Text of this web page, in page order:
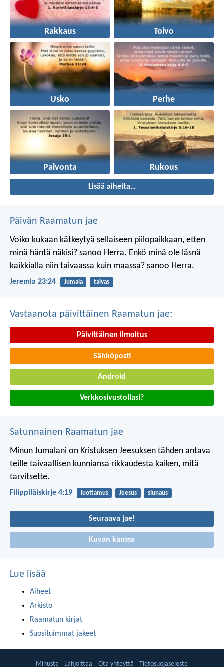
Rakkaus Toivo
Usko Perhe
Palvonta Rukous
Lisää aiheita…
Päivän Raamatun jae
Voiko kukaan kätkeytyä sellaiseen piilopaikkaan, etten
minä häntä näkisi? sanoo Herra. Enkö minä ole läsnä
kaikkialla niin taivaassa kuin maassa? sanoo Herra.
Jeremia 23:24 Jumala taivas
Vastaanota päivittäinen Raamatun jae:
Päivittäinen ilmoitus
Sähköposti
Android
Verkkosivustollasi?
Satunnainen Raamatun jae
Minun Jumalani on Kristuksen Jeesuksen tähden antava
teille taivaallisen kunniansa rikkaudesta kaiken, mitä
tarvitsette.
Filippiläiskirje 4:19 luottamus Jeesus siunaus
Seuraava jae!
Kuvan kanssa
Lue lisää
Aiheet
Arkisto
Raamatun kirjat
Suosituimmat jakeet
Minusta Lahjoittaa Ota yhteyttä Tietosuojaseloste